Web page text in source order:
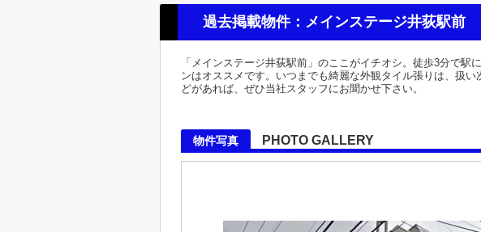
過去掲載物件：メインステージ井荻駅前
「メインステージ井荻駅前」のここがイチオシ。徒歩3分で
ンはオススメです。いつまでも綺麗な外観タイル張りは、扱
どがあれば、ぜひ当社スタッフにお聞かせ下さい。
物件写真 PHOTO GALLERY